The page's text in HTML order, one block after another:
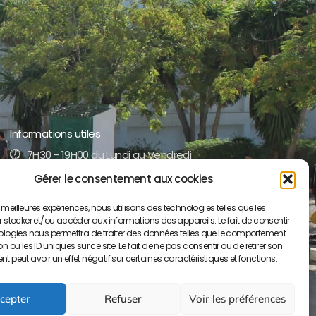
Gérer le consentement aux cookies
meilleures expériences, nous utilisons des technologies telles que les
stocker et/ou accéder aux informations des appareils. Le fait de consentir
nous permettra de traiter des données telles que le comportement
ou les ID uniques sur ce site. Le fait de ne pas consentir ou de retirer son
peut avoir un effet négatif sur certaines caractéristiques et fonctions.
Refuser Voir les préférences
Informations utiles
7H30 - 19H00 du Lundi au Vendredi
+212 5 35 52 17 51 /52
contact@lyceepaulvalery-ma.org
Boulevard Moulay Youssef BP S/34, 50000
Meknès